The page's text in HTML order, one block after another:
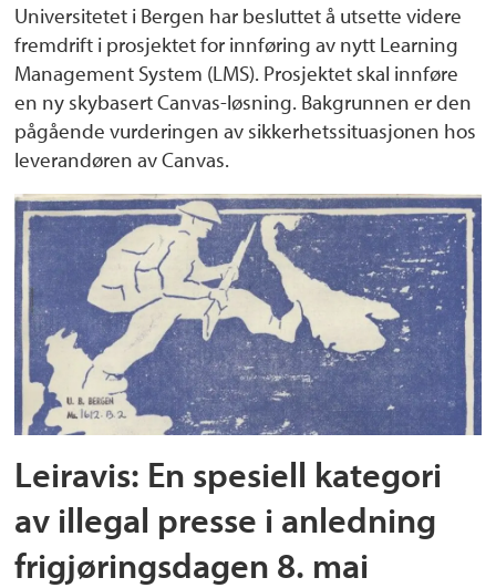
Universitetet i Bergen har besluttet å utsette videre
fremdrift i prosjektet for innføring av nytt Learning
Management System (LMS). Prosjektet skal innføre
en ny skybasert Canvas-løsning. Bakgrunnen er den
pågående vurderingen av sikkerhetssituasjonen hos
leverandøren av Canvas.
Leiravis: En spesiell kategori
av illegal presse i anledning
frigjøringsdagen 8. mai